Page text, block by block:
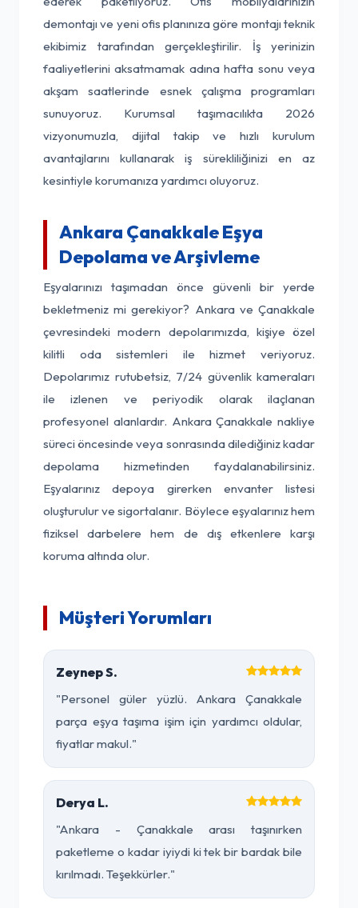
demontajı ve yeni ofis planınıza göre montajı teknik
ekibimiz tarafından gerçekleştirilir. İş yerinizin
faaliyetlerini aksatmamak adına hafta sonu veya
akşam saatlerinde esnek çalışma programları
sunuyoruz. Kurumsal taşımacılıkta 2026
vizyonumuzla, dijital takip ve hızlı kurulum
avantajlarını kullanarak iş sürekliliğinizi en az
kesintiyle korumanıza yardımcı oluyoruz.
Ankara Çanakkale Eşya
Depolama ve Arşivleme
Eşyalarınızı taşımadan önce güvenli bir yerde
bekletmeniz mi gerekiyor? Ankara ve Çanakkale
çevresindeki modern depolarımızda, kişiye özel
kilitli oda sistemleri ile hizmet veriyoruz.
Depolarımız rutubetsiz, 7/24 güvenlik kameraları
ile izlenen ve periyodik olarak ilaçlanan
profesyonel alanlardır. Ankara Çanakkale nakliye
süreci öncesinde veya sonrasında dilediğiniz kadar
depolama hizmetinden faydalanabilirsiniz.
Eşyalarınız depoya girerken envanter listesi
oluşturulur ve sigortalanır. Böylece eşyalarınız hem
fiziksel darbelere hem de dış etkenlere karşı
koruma altında olur.
Müşteri Yorumları
Zeynep S.
"Personel güler yüzlü. Ankara Çanakkale
parça eşya taşıma işim için yardımcı oldular,
fiyatlar makul."
Derya L.
"Ankara - Çanakkale arası taşınırken
paketleme o kadar iyiydi ki tek bir bardak bile
kırılmadı. Teşekkürler."